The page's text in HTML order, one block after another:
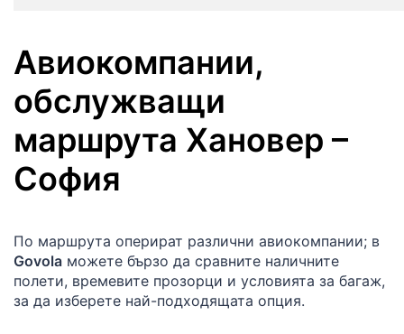
Авиокомпании,
обслужващи
маршрута Хановер –
София
По маршрута оперират различни авиокомпании; в
Govola можете бързо да сравните наличните
полети, времевите прозорци и условията за багаж,
за да изберете най-подходящата опция.